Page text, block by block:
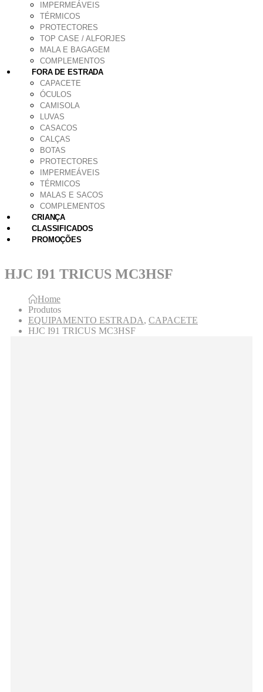
IMPERMEÁVEIS
TÉRMICOS
PROTECTORES
TOP CASE / ALFORJES
MALA E BAGAGEM
COMPLEMENTOS
FORA DE ESTRADA
CAPACETE
ÓCULOS
CAMISOLA
LUVAS
CASACOS
CALÇAS
BOTAS
PROTECTORES
IMPERMEÁVEIS
TÉRMICOS
MALAS E SACOS
COMPLEMENTOS
CRIANÇA
CLASSIFICADOS
PROMOÇÕES
HJC I91 TRICUS MC3HSF
Home
Produtos
EQUIPAMENTO ESTRADA, CAPACETE
HJC I91 TRICUS MC3HSF